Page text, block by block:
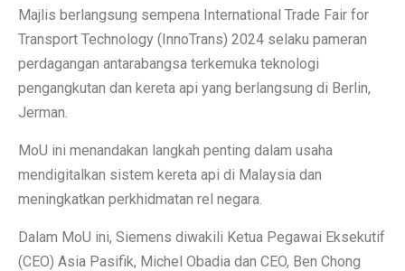
Majlis berlangsung sempena International Trade Fair for
Transport Technology (InnoTrans) 2024 selaku pameran
perdagangan antarabangsa terkemuka teknologi
pengangkutan dan kereta api yang berlangsung di Berlin,
Jerman.
MoU ini menandakan langkah penting dalam usaha
mendigitalkan sistem kereta api di Malaysia dan
meningkatkan perkhidmatan rel negara.
Dalam MoU ini, Siemens diwakili Ketua Pegawai Eksekutif
(CEO) Asia Pasifik, Michel Obadia dan CEO, Ben Chong